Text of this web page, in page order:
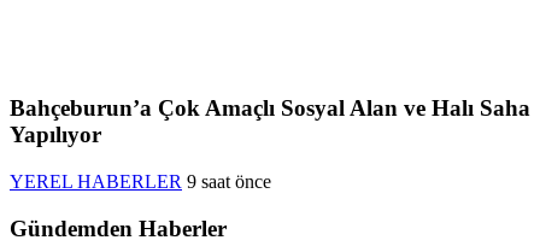
Bahçeburun’a Çok Amaçlı Sosyal Alan ve Halı Saha
Yapılıyor
YEREL HABERLER 9 saat önce
Gündemden Haberler